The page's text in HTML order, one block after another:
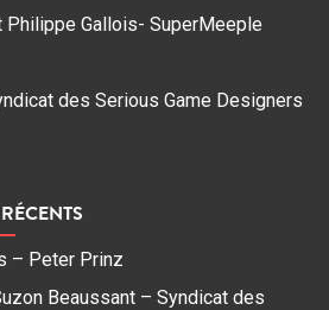
Philippe Gallois- SuperMeeple
des Serious Game Designers
– Peter Prinz
Beaussant – Syndicat des